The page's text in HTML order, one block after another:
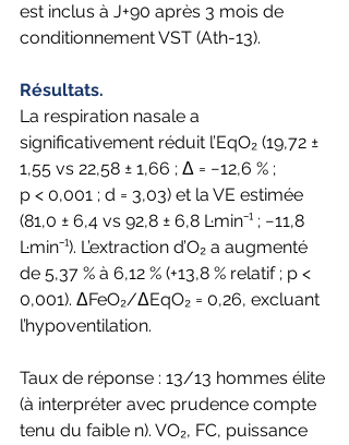
est inclus à J+90 après 3 mois de
conditionnement VST (Ath-13).
Résultats.
La respiration nasale a
significativement réduit l’EqO₂ (19,72 ±
1,55 vs 22,58 ± 1,66 ; Δ = −12,6 % ;
p < 0,001 ; d = 3,03) et la VE estimée
(81,0 ± 6,4 vs 92,8 ± 6,8 L·min⁻¹ ; −11,8
L·min⁻¹). L’extraction d’O₂ a augmenté
de 5,37 % à 6,12 % (+13,8 % relatif ; p <
0,001). ΔFeO₂/ΔEqO₂ = 0,26, excluant
l’hypoventilation.
Taux de réponse : 13/13 hommes élite
(à interpréter avec prudence compte
tenu du faible n). VO₂, FC, puissance